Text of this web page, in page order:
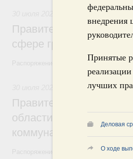
внедрения
Принятые
лучших
Деловая
О ходе
Авиастроение
Правительство
сфере гражданской
Распоряжение от 27 июля 2026 года
Жилищно-
Правительство
области на поддержку
коммунального
Распоряжение от 29 июля 2026 года